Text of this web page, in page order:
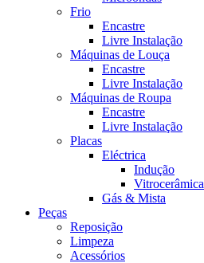
Frio
Encastre
Livre Instalação
Máquinas de Louça
Encastre
Livre Instalação
Máquinas de Roupa
Encastre
Livre Instalação
Placas
Eléctrica
Indução
Vitrocerâmica
Gás & Mista
Peças
Reposição
Limpeza
Acessórios